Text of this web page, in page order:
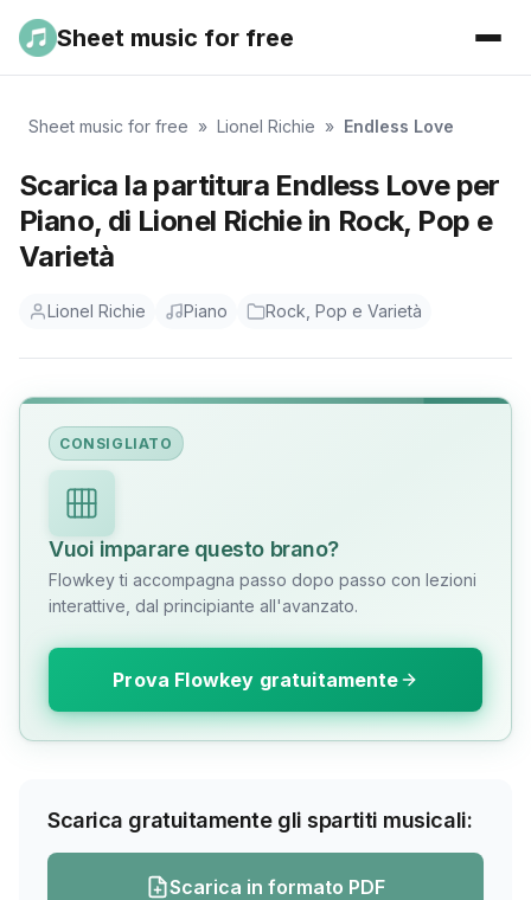
Sheet music for free
Sheet music for free » Lionel Richie » Endless Love
Scarica la partitura Endless Love per
Piano, di Lionel Richie in Rock, Pop e
Varietà
Lionel Richie Piano Rock, Pop e Varietà
CONSIGLIATO
Vuoi imparare questo brano?
Flowkey ti accompagna passo dopo passo con lezioni
interattive, dal principiante all'avanzato.
Prova Flowkey gratuitamente
Scarica gratuitamente gli spartiti musicali:
Scarica in formato PDF